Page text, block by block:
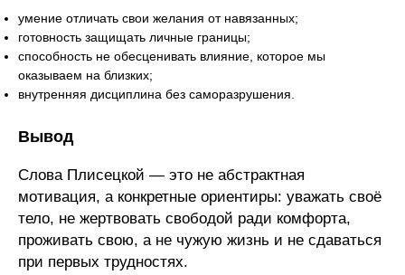
умение отличать свои желания от навязанных;
готовность защищать личные границы;
способность не обесценивать влияние, которое мы
оказываем на близких;
внутренняя дисциплина без саморазрушения.
Вывод
Слова Плисецкой — это не абстрактная
мотивация, а конкретные ориентиры: уважать своё
тело, не жертвовать свободой ради комфорта,
проживать свою, а не чужую жизнь и не сдаваться
при первых трудностях.